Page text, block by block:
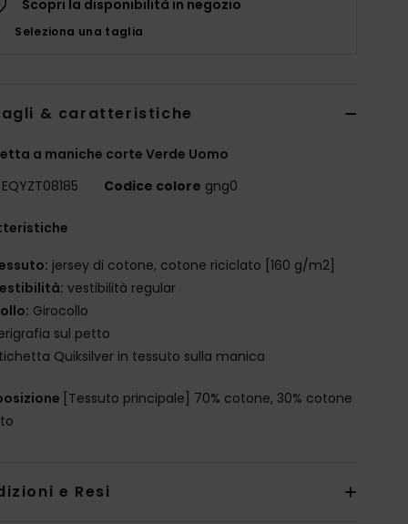
Scopri la disponibilità in negozio
Seleziona una taglia
& caratteristiche
a maniche corte Verde Uomo
EQYZT08185 Codice colore gng0
jersey di cotone, cotone riciclato [160 g/m2]
vestibilità regular
Girocollo
sul petto
Quiksilver in tessuto sulla manica
[Tessuto principale] 70% cotone, 30% cotone
e Resi